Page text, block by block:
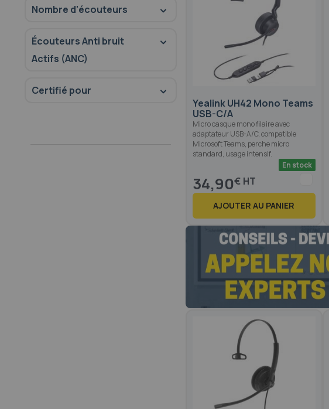
Yealink UH42 Mono Teams
USB-C/A
Micro casque mono filaire avec
adaptateur USB-A/C, compatible
Microsoft Teams, perche micro
standard, usage intensif.
En stock
34,90€
AJOUTER AU PANIER
Nombre d'écouteurs
Écouteurs Anti bruit
Actifs (ANC)
Certifié pour